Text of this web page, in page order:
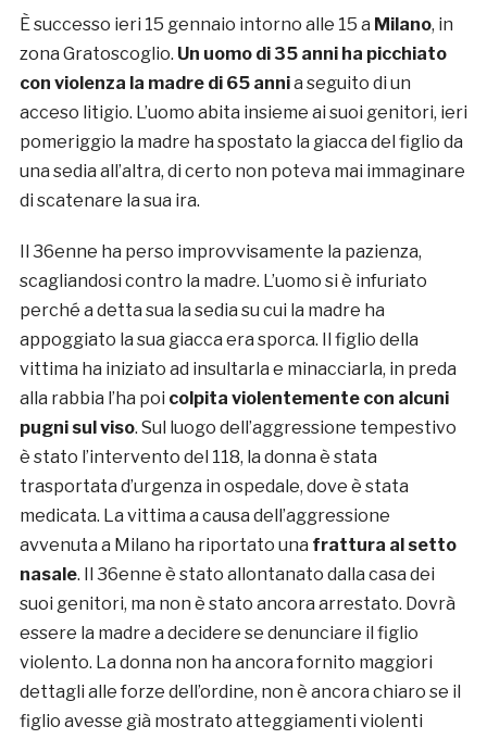
È successo ieri 15 gennaio intorno alle 15 a Milano, in
zona Gratoscoglio. Un uomo di 35 anni ha picchiato
con violenza la madre di 65 annia seguito di un
acceso litigio. L’uomo abita insieme ai suoi genitori, ieri
pomeriggio la madre ha spostato la giacca del figlio da
una sedia all’altra, di certo non poteva mai immaginare
di scatenare la sua ira.
Il 36enne ha perso improvvisamente la pazienza,
scagliandosi contro la madre. L’uomo si è infuriato
perché a detta sua la sedia su cui la madre ha
appoggiato la sua giacca era sporca. Il figlio della
vittima ha iniziato ad insultarla e minacciarla, in preda
alla rabbia l’ha poi colpita violentemente con alcuni
pugni sul viso. Sul luogo dell’aggressione tempestivo
è stato l’intervento del 118, la donna è stata
trasportata d’urgenza in ospedale, dove è stata
medicata. La vittima a causa dell’aggressione
avvenuta a Milano ha riportato una frattura al setto
nasale. Il 36enne è stato allontanato dalla casa dei
suoi genitori, ma non è stato ancora arrestato. Dovrà
essere la madre a decidere se denunciare il figlio
violento. La donna non ha ancora fornito maggiori
dettagli alle forze dell’ordine, non è ancora chiaro se il
figlio avesse già mostrato atteggiamenti violenti